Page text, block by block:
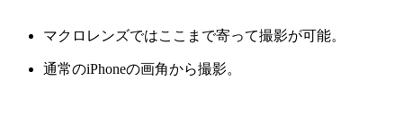
マクロレンズではここまで寄って撮影が可能。
通常のiPhoneの画角から撮影。